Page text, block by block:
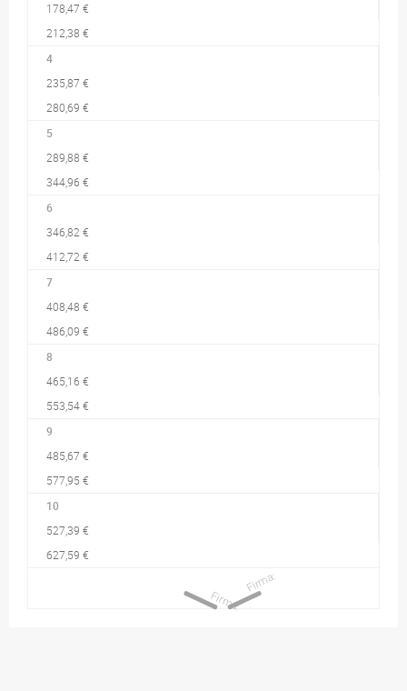
178,47 €
212,38 €
4
235,87 €
280,69 €
5
289,88 €
344,96 €
6
346,82 €
412,72 €
7
408,48 €
486,09 €
8
465,16 €
553,54 €
9
485,67 €
577,95 €
10
527,39 €
627,59 €